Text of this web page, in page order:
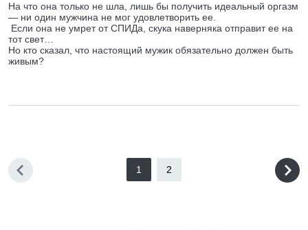
На что она только не шла, лишь бы получить идеальный оргазм
— ни один мужчина не мог удовлетворить ее.
Если она не умрет от СПИДа, скука наверняка отправит ее на
тот свет…
Но кто сказал, что настоящий мужик обязательно должен быть
живым?
1 2